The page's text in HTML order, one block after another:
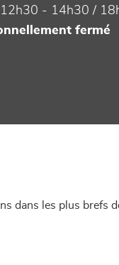
- 14h30 /
fermé
dans les plus brefs